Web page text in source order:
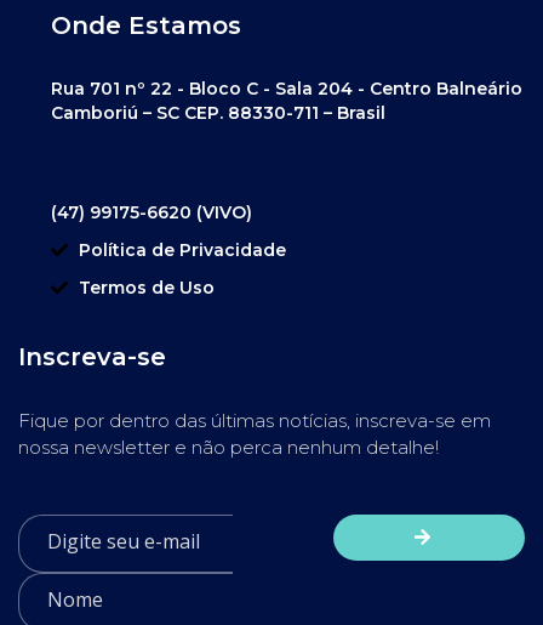
Onde Estamos
Rua 701 nº 22 - Bloco C - Sala 204 - Centro Balneário
Camboriú – SC CEP. 88330-711 – Brasil
(47) 99175-6620 (VIVO)
Política de Privacidade
Termos de Uso
Inscreva-se
Fique por dentro das últimas notícias, inscreva-se em
nossa newsletter e não perca nenhum detalhe!